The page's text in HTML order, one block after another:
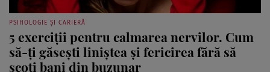
PSIHOLOGIE ȘI CARIERĂ
5 exerciții pentru calmarea nervilor. Cum
să-ți găsești liniștea și fericirea fără să
scoți bani din buzunar